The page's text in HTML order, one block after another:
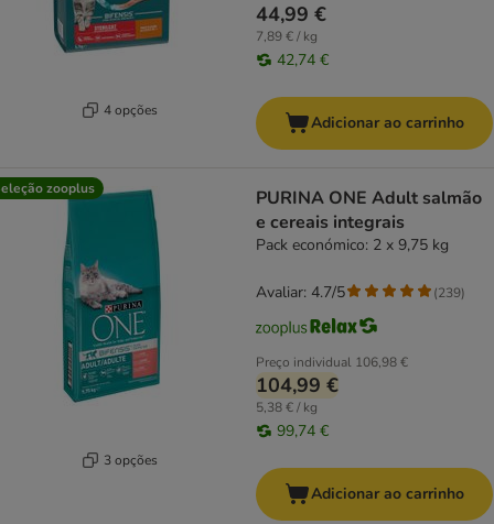
4 opções
44,99 €
7,89 € / kg
42,74 €
Adicionar ao carrinho
zooplus
3 opções
PURINA ONE Adult salmão
e cereais integrais
Pack económico: 2 x 9,75 kg
Preço individual 106,98 €
104,99 €
5,38 € / kg
99,74 €
Avaliar: 4.7/5 (239)
Adicionar ao carrinho